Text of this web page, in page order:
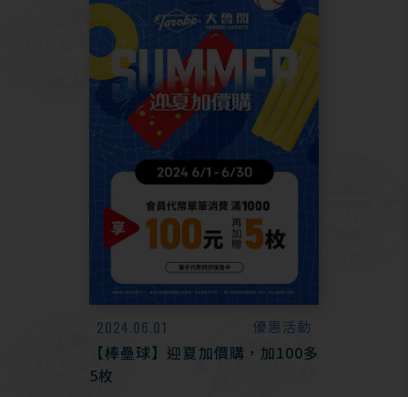
2024.06.01 優惠活動
【棒壘球】迎夏加價購，加100多
5枚